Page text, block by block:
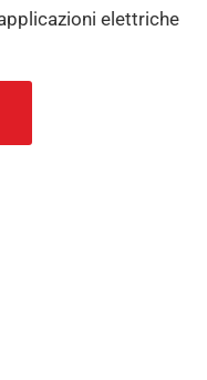
elettriche